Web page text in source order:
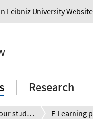
Leibniz University Website
Research
During your studies